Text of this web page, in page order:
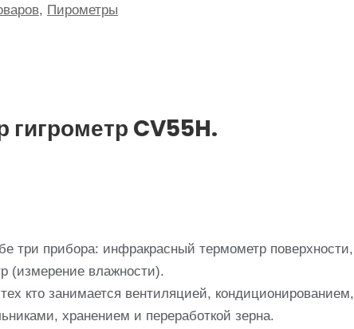
, Пирометры
гигрометр CV55H.
три прибора: инфракрасный термометр поверхности,
(измерение влажности).
кто занимается вентиляцией, кондиционированием,
хранением и переработкой зерна.